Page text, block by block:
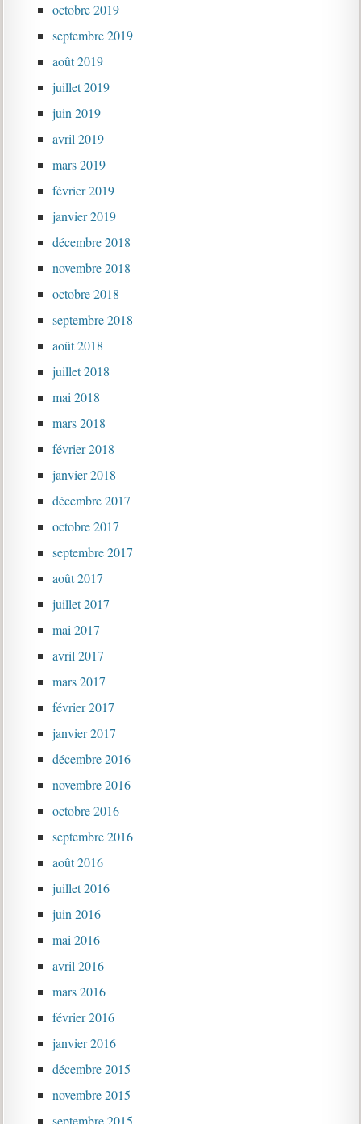
octobre 2019
septembre 2019
août 2019
juillet 2019
juin 2019
avril 2019
mars 2019
février 2019
janvier 2019
décembre 2018
novembre 2018
octobre 2018
septembre 2018
août 2018
juillet 2018
mai 2018
mars 2018
février 2018
janvier 2018
décembre 2017
octobre 2017
septembre 2017
août 2017
juillet 2017
mai 2017
avril 2017
mars 2017
février 2017
janvier 2017
décembre 2016
novembre 2016
octobre 2016
septembre 2016
août 2016
juillet 2016
juin 2016
mai 2016
avril 2016
mars 2016
février 2016
janvier 2016
décembre 2015
novembre 2015
septembre 2015